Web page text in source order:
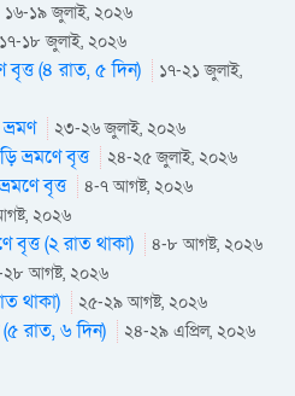
১৬-১৯ জুলাই, ২০২৬
১৭-১৮ জুলাই, ২০২৬
বৃত্ত (৪ রাত, ৫ দিন)
১৭-২১ জুলাই,
২৩-২৬ জুলাই, ২০২৬
ভ্রমণে বৃত্ত ২৪-২৫ জুলাই, ২০২৬
বৃত্ত ৪-৭ আগষ্ট, ২০২৬
২০২৬
বৃত্ত (২ রাত থাকা) ৪-৮ আগষ্ট, ২০২৬
আগষ্ট, ২০২৬
থাকা) ২৫-২৯ আগষ্ট, ২০২৬
(৫ রাত, ৬ দিন) ২৪-২৯ এপ্রিল, ২০২৬